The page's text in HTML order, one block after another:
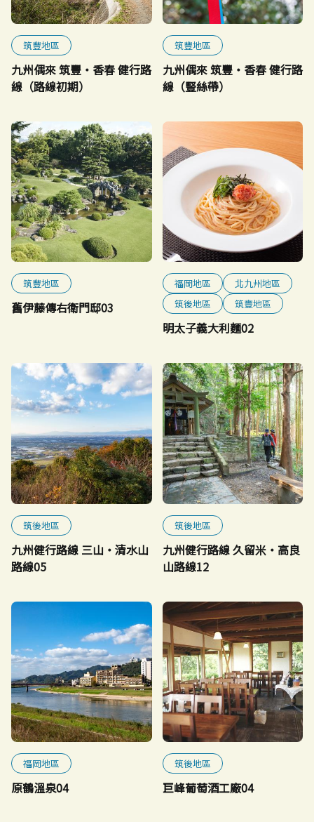
筑豐地區
九州偶來 筑豐・香春 健行路
線（路線初期）
筑豐地區
九州偶來 筑豐・香春 健行路
線（豎絲帶）
筑豐地區
舊伊藤傳右衛門邸03
福岡地區
北九州地區
筑後地區
筑豐地區
明太子義大利麵02
筑後地區
九州健行路線 三山・清水山
路線05
筑後地區
九州健行路線 久留米・高良
山路線12
福岡地區
原鶴溫泉04
筑後地區
巨峰葡萄酒工廠04